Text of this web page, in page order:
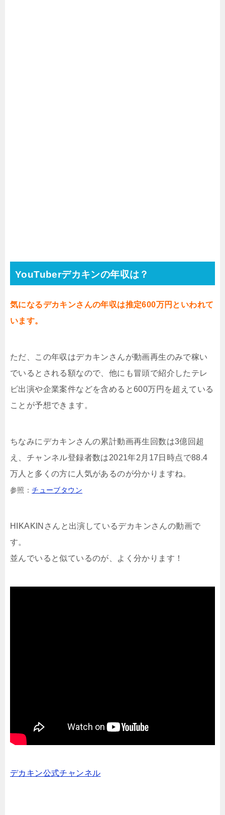
YouTuberデカキンの年収は？
気になるデカキンさんの年収は推定600万円といわれて
います。
ただ、この年収はデカキンさんが動画再生のみで稼い
でいるとされる額なので、他にも冒頭で紹介したテレ
ビ出演や企業案件などを含めると600万円を超えている
ことが予想できます。
ちなみにデカキンさんの累計動画再生回数は3億回超
え、チャンネル登録者数は2021年2月17日時点で88.4
万人と多くの方に人気があるのが分かりますね。
参照：チューブタウン
HIKAKINさんと出演しているデカキンさんの動画で
す。
並んでいると似ているのが、よく分かります！
デカキン公式チャンネル